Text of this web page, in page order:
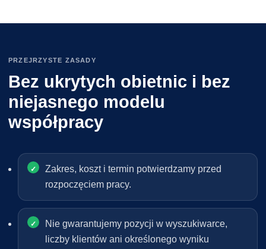
PRZEJRZYSTE ZASADY
Bez ukrytych obietnic i bez
niejasnego modelu
współpracy
Zakres, koszt i termin potwierdzamy przed
rozpoczęciem pracy.
Nie gwarantujemy pozycji w wyszukiwarce,
liczby klientów ani określonego wyniku